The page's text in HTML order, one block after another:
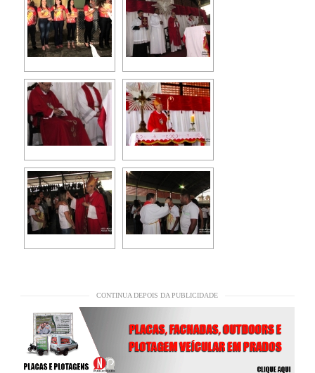
CONTINUA DEPOIS DA PUBLICIDADE